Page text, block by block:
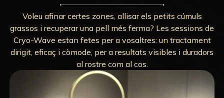
Voleu afinar certes zones, allisar els petits cúmuls
grassos i recuperar una pell més ferma? Les sessions de
Cryo-Wave estan fetes per a vosaltres: un tractament
dirigit, eficaç i còmode, per a resultats visibles i duradors
al rostre com al cos.